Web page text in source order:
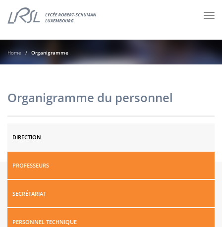
Home Organigramme
Organigramme du personnel
DIRECTION
PROFESSEURS
SECRÉTARIAT
PERSONNEL TECHNIQUE